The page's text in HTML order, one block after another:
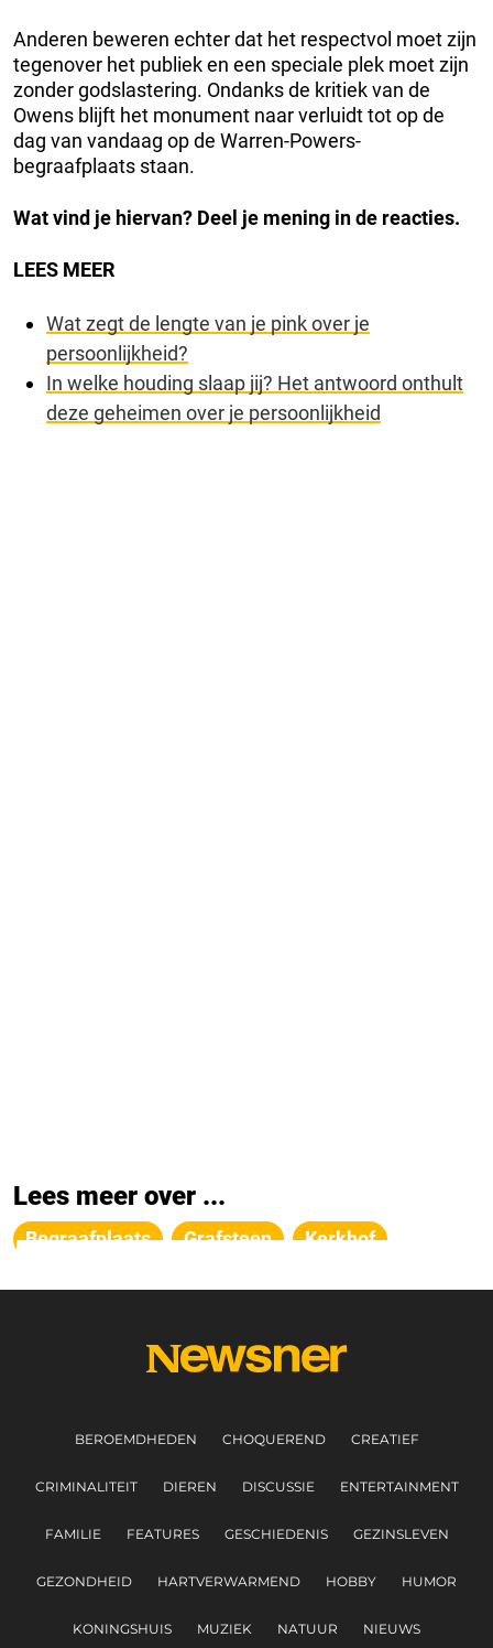
Anderen beweren echter dat het respectvol moet zijn
tegenover het publiek en een speciale plek moet zijn
zonder godslastering. Ondanks de kritiek van de
Owens blijft het monument naar verluidt tot op de
dag van vandaag op de Warren-Powers-
begraafplaats staan.
Wat vind je hiervan? Deel je mening in de reacties.
LEES MEER
Wat zegt de lengte van je pink over je
persoonlijkheid?
In welke houding slaap jij? Het antwoord onthult
deze geheimen over je persoonlijkheid
Lees meer over ...
Begraafplaats Grafsteen Kerkhof
BEROEMDHEDEN CHOQUEREND CREATIEF
CRIMINALITEIT DIEREN DISCUSSIE ENTERTAINMENT
FAMILIE FEATURES GESCHIEDENIS GEZINSLEVEN
GEZONDHEID HARTVERWARMEND HOBBY HUMOR
KONINGSHUIS MUZIEK NATUUR NIEUWS